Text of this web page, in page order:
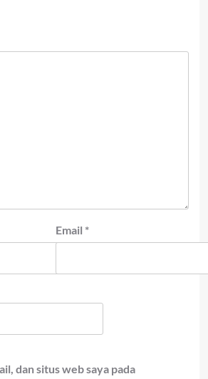
Email *
dan situs web saya pada